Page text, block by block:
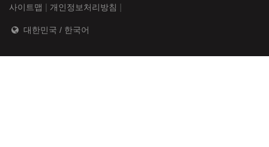
사이트맵 | 개인정보처리방침 |
대한민국 / 한국어